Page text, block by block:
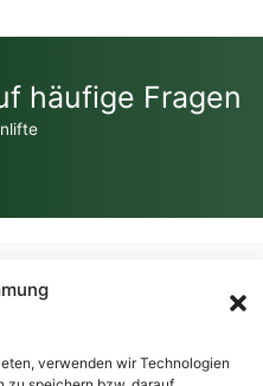
verwenden wir Technologien
häufige Fragen